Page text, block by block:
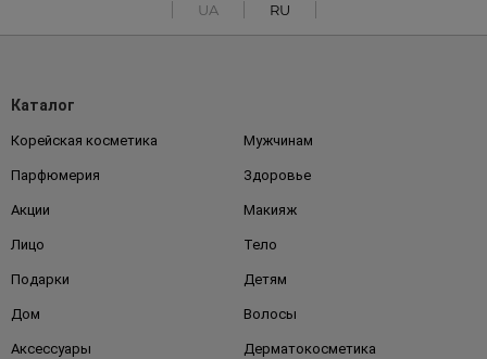
UA RU
Каталог
Корейская косметика Мужчинам
Парфюмерия Здоровье
Акции Макияж
Лицо Тело
Подарки Детям
Дом Волосы
Аксессуары Дерматокосметика